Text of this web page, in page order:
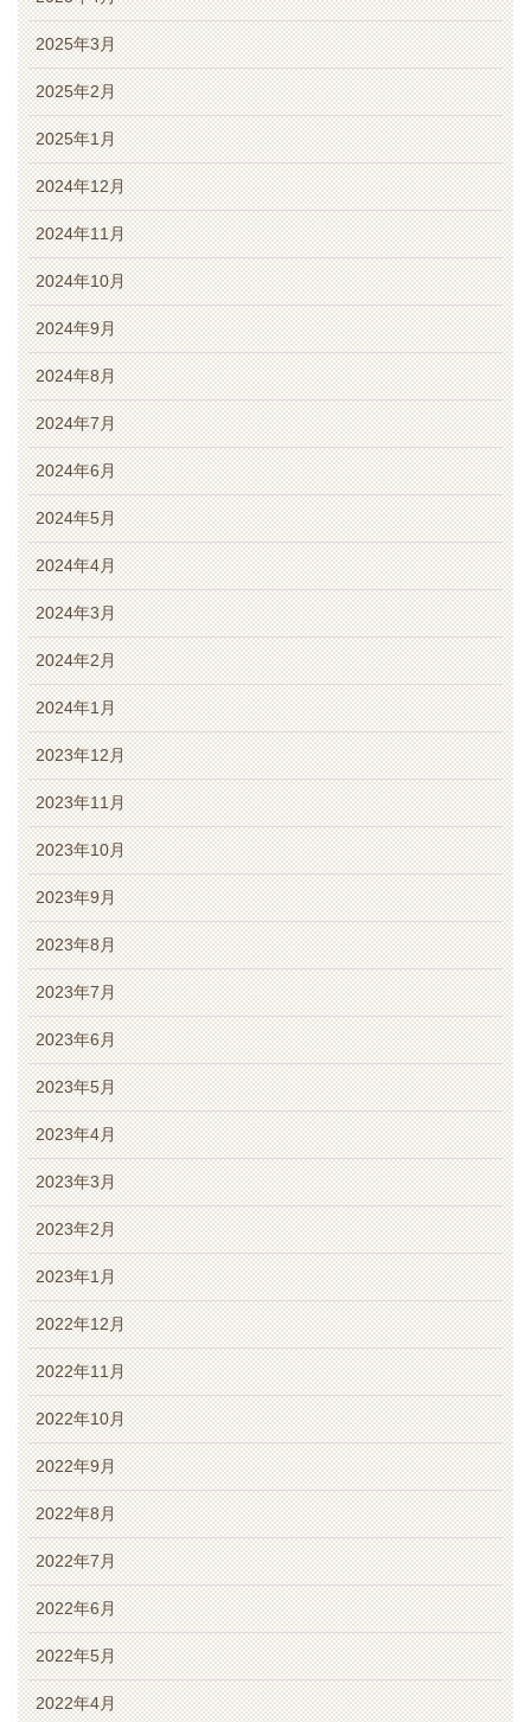
2025年3月
2025年2月
2025年1月
2024年12月
2024年11月
2024年10月
2024年9月
2024年8月
2024年7月
2024年6月
2024年5月
2024年4月
2024年3月
2024年2月
2024年1月
2023年12月
2023年11月
2023年10月
2023年9月
2023年8月
2023年7月
2023年6月
2023年5月
2023年4月
2023年3月
2023年2月
2023年1月
2022年12月
2022年11月
2022年10月
2022年9月
2022年8月
2022年7月
2022年6月
2022年5月
2022年4月